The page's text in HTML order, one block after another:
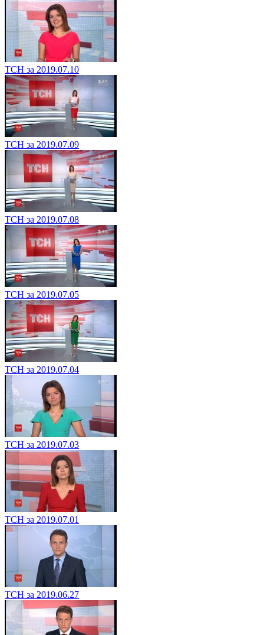
ТСН за 2019.07.10
ТСН за 2019.07.09
ТСН за 2019.07.08
ТСН за 2019.07.05
ТСН за 2019.07.04
ТСН за 2019.07.03
ТСН за 2019.07.01
ТСН за 2019.06.27